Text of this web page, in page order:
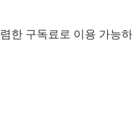
한 구독료로 이용 가능